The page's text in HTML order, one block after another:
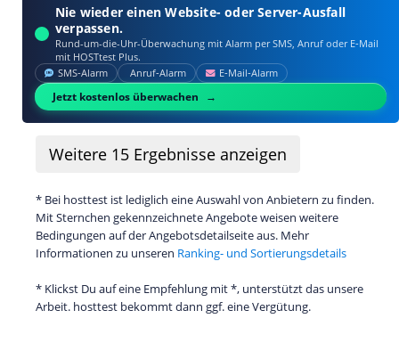
Nie wieder einen Website- oder Server-Ausfall
verpassen.
Rund-um-die-Uhr-Überwachung mit Alarm per SMS, Anruf oder E‑Mail
mit HOSTtest Plus.
SMS‑Alarm Anruf‑Alarm E‑Mail‑Alarm
Jetzt kostenlos überwachen
Weitere 15 Ergebnisse anzeigen
* Bei hosttest ist lediglich eine Auswahl von Anbietern zu finden.
Mit Sternchen gekennzeichnete Angebote weisen weitere
Bedingungen auf der Angebotsdetailseite aus. Mehr
Informationen zu unseren Ranking- und Sortierungsdetails
* Klickst Du auf eine Empfehlung mit *, unterstützt das unsere
Arbeit. hosttest bekommt dann ggf. eine Vergütung.